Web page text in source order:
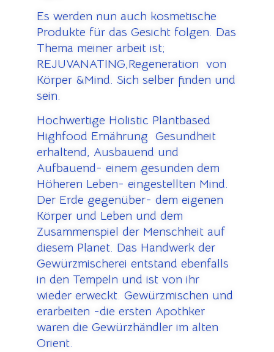
Es werden nun auch kosmetische
Produkte für das Gesicht folgen. Das
Thema meiner arbeit ist;
REJUVANATING,Regeneration von
Körper &Mind. Sich selber finden und
sein.
Hochwertige Holistic Plantbased
Highfood Ernährung Gesundheit
erhaltend, Ausbauend und
Aufbauend- einem gesunden dem
Höheren Leben- eingestellten Mind.
Der Erde gegenüber- dem eigenen
Körper und Leben und dem
Zusammenspiel der Menschheit auf
diesem Planet. Das Handwerk der
Gewürzmischerei entstand ebenfalls
in den Tempeln und ist von ihr
wieder erweckt. Gewürzmischen und
erarbeiten -die ersten Apothker
waren die Gewürzhändler im alten
Orient.